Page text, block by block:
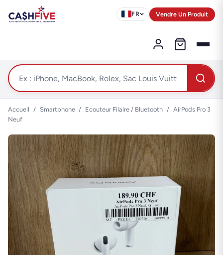
FR Vendre Un Produit
Accueil / Smartphone / Ecouteur Filaire / Bluetooth / AirPods Pro 3
Neuf